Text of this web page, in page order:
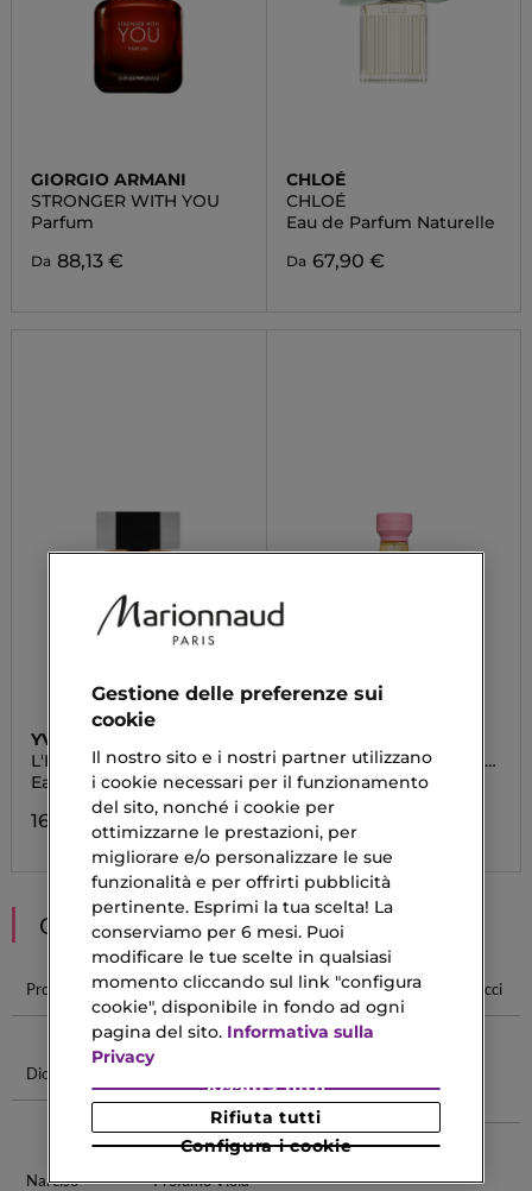
GIORGIO ARMANI
STRONGER WITH YOU
Parfum
Da 88,13 €
CHLOÉ
CHLOÉ
Eau de Parfum Naturelle
Da 67,90 €
YVES SAINT LAURENT
L'HOMME
Eau De Parfum
160,90 €
PORTOBELLO VINTAGE
VIBES
Body Mist
9,06 €
CONSIGLIATI PER TE
Profumi Alien
Profumi
Versace
Profumi Prada Profumi Gucci
Dior Profumi
Corpo Pelle
Capelli
Naturale
Ritual
Narciso
Profumo Viola
Gestione delle preferenze sui
cookie
Il nostro sito e i nostri partner utilizzano
i cookie necessari per il funzionamento
del sito, nonché i cookie per
ottimizzarne le prestazioni, per
migliorare e/o personalizzare le sue
funzionalità e per offrirti pubblicità
pertinente. Esprimi la tua scelta! La
conserviamo per 6 mesi. Puoi
modificare le tue scelte in qualsiasi
momento cliccando sul link "configura
cookie", disponibile in fondo ad ogni
pagina del sito. Informativa sulla
Privacy
Configura i cookie
Rifiuta tutti
Accetta tutti